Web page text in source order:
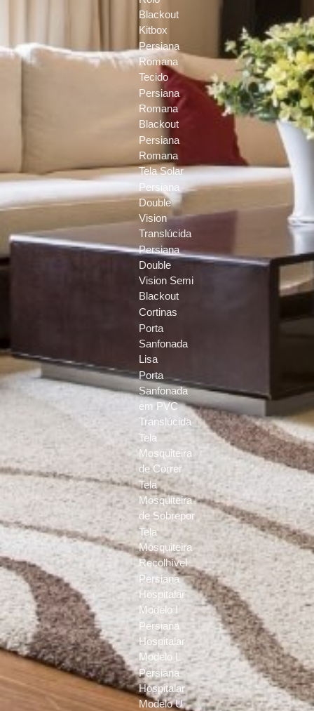
Blackout
Kitbox
Persiana
Romana
Tecido
Persiana
Romana
Blackout
Persiana
Romana
Tela Solar
Persiana
Double
Vision
Translúcida
Persiana
Double
Vision Semi
Blackout
Cortinas
Porta
Sanfonada
Lisa
Porta
Sanfonada
em PVC
Translúcida
Tela
Mosquiteira
de Correr
Tela
Mosquiteira
de Sobrepor
Tela
Mosquiteira
Recolhível
Persiana
Hospitalar
Modelo I
Persiana
Hospitalar
Modelo L
Persiana
Hospitalar
Modelo U